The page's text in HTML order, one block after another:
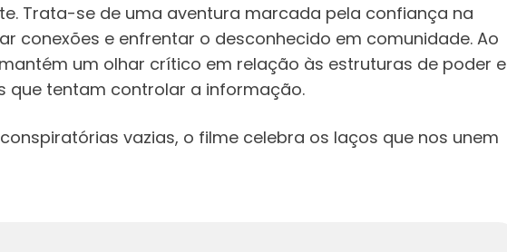
Trata-se de uma aventura marcada pela confiança na
conexões e enfrentar o desconhecido em comunidade. Ao
um olhar crítico em relação às estruturas de poder e
que tentam controlar a informação.
vazias, o filme celebra os laços que nos unem